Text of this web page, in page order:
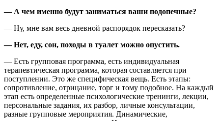
— А чем именно будут заниматься ваши подопечные?
— Ну, мне вам весь дневной распорядок пересказать?
— Нет, еду, сон, походы в туалет можно опустить.
— Есть групповая программа, есть индивидуальная
терапевтическая программа, которая составляется при
поступлении. Это же специфическая вещь. Есть этапы:
сопротивление, отрицание, торг и тому подобное. На каждый
этап есть определенные психологические тренинги, лекции,
персональные задания, их разбор, личные консультации,
разные групповые мероприятия. Динамические,